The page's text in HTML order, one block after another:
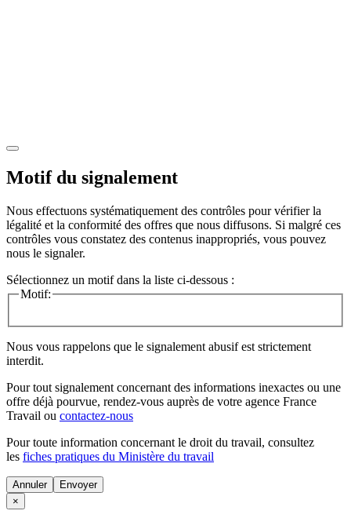
Motif du signalement
Nous effectuons systématiquement des contrôles pour vérifier la
légalité et la conformité des offres que nous diffusons. Si malgré ces
contrôles vous constatez des contenus inappropriés, vous pouvez
nous le signaler.
Sélectionnez un motif dans la liste ci-dessous :
Motif:
Nous vous rappelons que le signalement abusif est strictement
interdit.
Pour tout signalement concernant des informations inexactes ou une
offre déjà pourvue, rendez-vous auprès de votre agence France
Travail ou contactez-nous
Pour toute information concernant le droit du travail, consultez
les fiches pratiques du Ministère du travail
Annuler
×